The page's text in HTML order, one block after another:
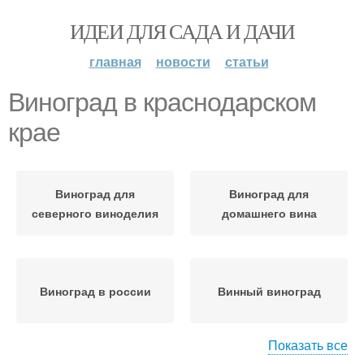
ИДЕИ ДЛЯ САДА И ДАЧИ
главная новости статьи
Виноград в краснодарском
крае
Виноград для
северного виноделия
Виноград для
домашнего вина
Виноград в россии Винный виноград
Показать все